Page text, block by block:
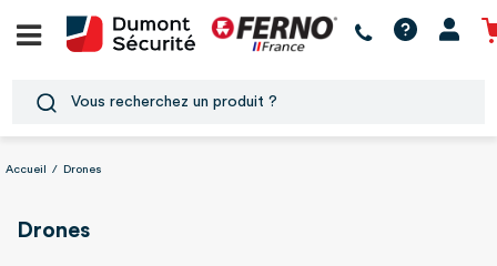
Accueil / Drones
Drones